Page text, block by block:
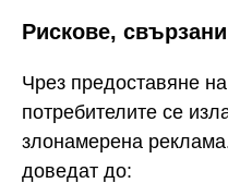
Рискове,
Чрез предоставяне
потребителите се
злонамерена
доведат до: